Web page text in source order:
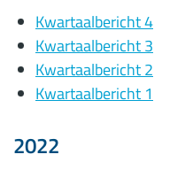
Kwartaalbericht 4
Kwartaalbericht 3
Kwartaalbericht 2
Kwartaalbericht 1
2022